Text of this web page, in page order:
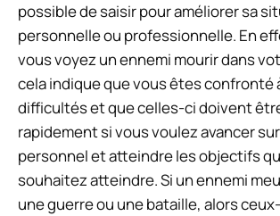
possible de saisir pour améliorer sa
personnelle ou professionnelle. En
vous voyez un ennemi mourir dans
cela indique que vous êtes confronté
difficultés et que celles-ci doivent
rapidement si vous voulez avancer
personnel et atteindre les objectifs
souhaitez atteindre. Si un ennemi
une guerre ou une bataille, alors